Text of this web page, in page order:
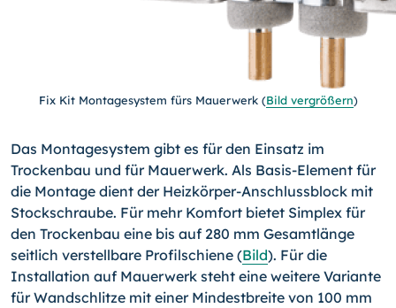
Fix Kit Montagesystem fürs Mauerwerk(Bild vergrößern)
Das Montagesystem gibt es für den Einsatz im
Trockenbau und für Mauerwerk. Als Basis-Element für
die Montage dient der Heizkörper-Anschlussblock mit
Stockschraube. Für mehr Komfort bietet Simplex für
den Trockenbau eine bis auf 280 mm Gesamtlänge
seitlich verstellbare Profilschiene (Bild). Für die
Installation auf Mauerwerk steht eine weitere Variante
für Wandschlitze mit einer Mindestbreite von 100 mm